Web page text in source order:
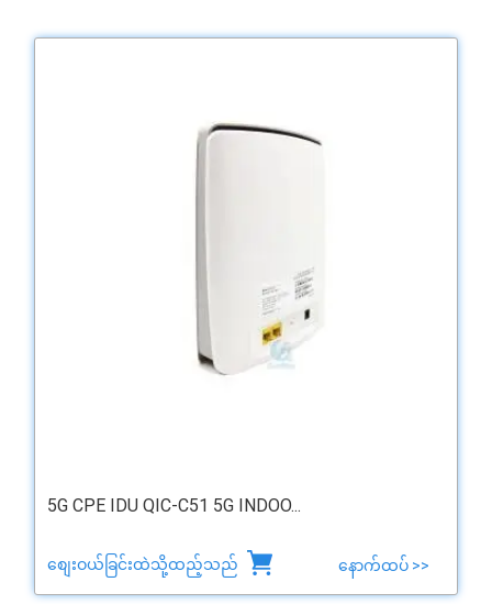
5G CPE IDU QIC-C51 5G INDOO...
စျေးဝယ်ခြင်းထဲသို့ထည့်သည် နောက်ထပ် >>